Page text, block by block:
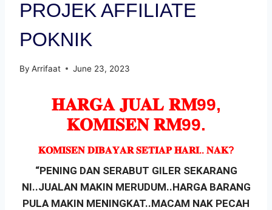
PROJEK AFFILIATE
POKNIK
By Arrifaat June 23, 2023
𝐇𝐀𝐑𝐆𝐀 𝐉𝐔𝐀𝐋 𝐑𝐌99,
𝐊𝐎𝐌𝐈𝐒𝐄𝐍 𝐑𝐌99.
𝐊𝐎𝐌𝐈𝐒𝐄𝐍 𝐃𝐈𝐁𝐀𝐘𝐀𝐑 𝐒𝐄𝐓𝐈𝐀𝐏 𝐇𝐀𝐑𝐈.. 𝐍𝐀𝐊?
“PENING DAN SERABUT GILER SEKARANG
NI..JUALAN MAKIN MERUDUM..HARGA BARANG
PULA MAKIN MENINGKAT..MACAM NAK PECAH